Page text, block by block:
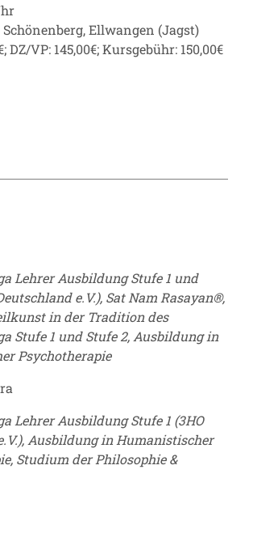
Ellwangen (Jagst)
DZ/VP: 145,00€; Kursgebühr: 150,00€
Lehrer Ausbildung Stufe 1 und
e.V.), Sat Nam Rasayan®,
in der Tradition des
Stufe 1 und Stufe 2, Ausbildung in
Psychotherapie
Lehrer Ausbildung Stufe 1 (3HO
Ausbildung in Humanistischer
Studium der Philosophie &